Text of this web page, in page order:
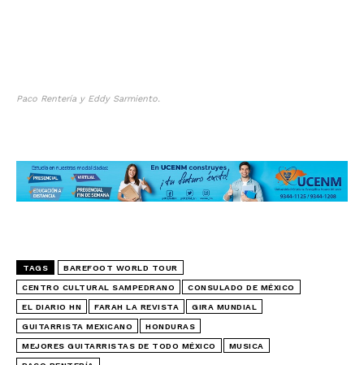
Paco Rentería y Eddy Sarmiento.
TAGS BAREFOOT WORLD TOUR
CENTRO CULTURAL SAMPEDRANO CONSULADO DE MÉXICO
EL DIARIO HN FARAH LA REVISTA GIRA MUNDIAL
GUITARRISTA MEXICANO HONDURAS
MEJORES GUITARRISTAS DE TODO MÉXICO MUSICA